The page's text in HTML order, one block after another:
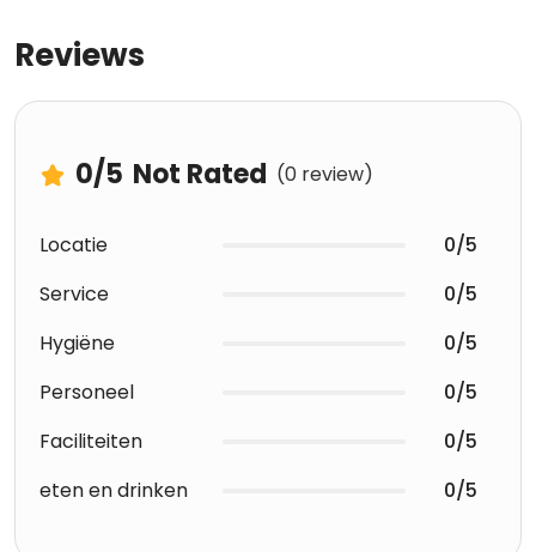
Reviews
0/5 Not Rated (0 review)
Locatie
0/5
Service
0/5
Hygiëne
0/5
Personeel
0/5
Faciliteiten
0/5
eten en drinken
0/5